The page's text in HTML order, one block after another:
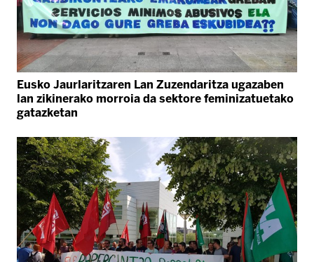
Eusko Jaurlaritzaren Lan Zuzendaritza ugazaben
lan zikinerako morroia da sektore feminizatuetako
gatazketan